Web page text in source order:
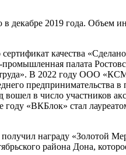
декабре 2019 года. Объем
качества
палата
В 2022 году ООО
предпринимательства
вошел в число участников
«ВКБлок» стал
награду «Золотой
района Дона,